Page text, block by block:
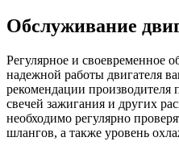
Обслуживание
Регулярное и своевременное
надежной работы двигателя
рекомендации производителя
свечей зажигания и других
необходимо регулярно
шлангов, а также уровень